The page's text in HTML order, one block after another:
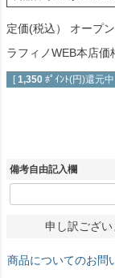
定価(税込） オープ
ラフィノWEB本店価
[ 1,350 ﾎﾟｲﾝﾄ(円)還元
備考自由記入欄
申し訳ござい
商品についてのお問